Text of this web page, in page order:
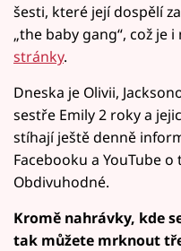
šesti, které její dospělí
„the baby gang“, což je i
stránky.
Dneska je Olivii,
sestře Emily 2 roky a
stíhají ještě denně
Facebooku a YouTube
Obdivuhodné.
Kromě nahrávky, kde
tak můžete mrknout